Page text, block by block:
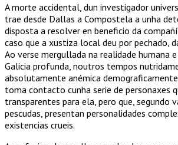
A morte accidental, dun investigador
trae desde Dallas a Compostela a unha
disposta a resolver en beneficio da
caso que a xustiza local deu por pechado,
Ao verse mergullada na realidade humana
Galicia profunda, noutros tempos
absolutamente anémica
toma contacto cunha serie de personaxes
transparentes para ela, pero que, segundo
pescudas, presentan personalidades
existencias crueis.